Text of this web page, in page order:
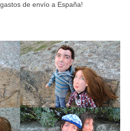
de envío a España!